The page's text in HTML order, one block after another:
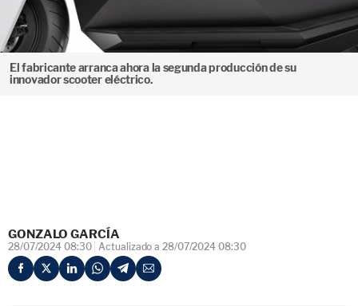
El fabricante arranca ahora la segunda producción de su
innovador scooter eléctrico.
GONZALO GARCÍA
28/07/2024 08:30 Actualizado a 28/07/2024 08:30